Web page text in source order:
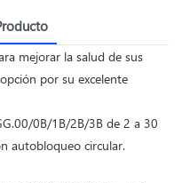
mejorar la salud de sus
por su excelente
0B/1B/2B/3B de 2 a 30
autobloqueo circular.